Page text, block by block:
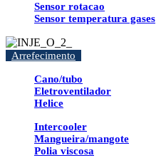
Sensor rotacao
Sensor temperatura gases
Arrefecimento
Cano/tubo
Eletroventilador
Helice
Intercooler
Mangueira/mangote
Polia viscosa